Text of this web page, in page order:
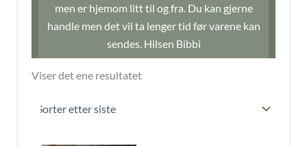
men er hjemom litt til og fra. Du kan gjerne
handle men det vil ta lenger tid før varene kan
sendes. Hilsen Bibbi
Viser det ene resultatet